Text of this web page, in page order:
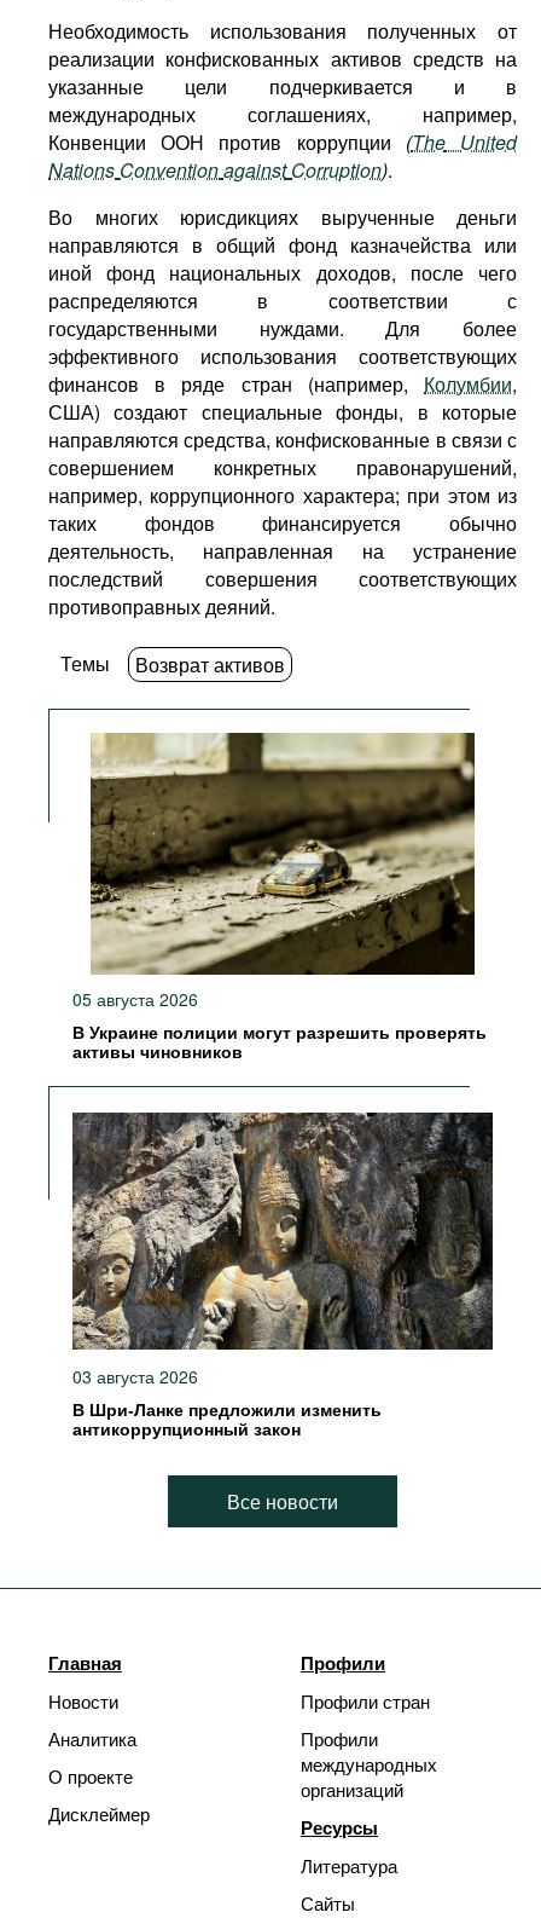
Необходимость использования полученных от
реализации конфискованных активов средств на
указанные цели подчеркивается и в
международных соглашениях, например,
Конвенции ООН против коррупции (The United
Nations Conventionagainst Corruption).
Во многих юрисдикциях вырученные деньги
направляются в общий фонд казначейства или
иной фонд национальных доходов, после чего
распределяются в соответствии с
государственными нуждами. Для более
эффективного использования соответствующих
финансов в ряде стран (например, Колумбии,
США) создают специальные фонды, в которые
направляются средства, конфискованные в связи с
совершением конкретных правонарушений,
например, коррупционного характера; при этом из
таких фондов финансируется обычно
деятельность, направленная на устранение
последствий совершения соответствующих
противоправных деяний.
Темы Возврат активов
05 августа 2026
В Украине полиции могут разрешить проверять
активы чиновников
03 августа 2026
В Шри-Ланке предложили изменить
антикоррупционный закон
Все новости
Главная
Новости
Аналитика
О проекте
Дисклеймер
Профили
Профили стран
Профили
международных
организаций
Ресурсы
Литература
Сайты